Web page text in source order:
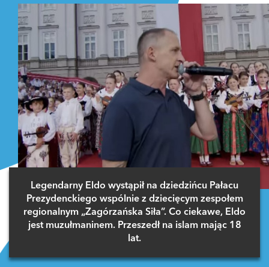
Legendarny Eldo wystąpił na dziedzińcu Pałacu
Prezydenckiego wspólnie z dziecięcym zespołem
regionalnym „Zagórzańska Siła”. Co ciekawe, Eldo
jest muzułmaninem. Przeszedł na islam mając 18
lat.